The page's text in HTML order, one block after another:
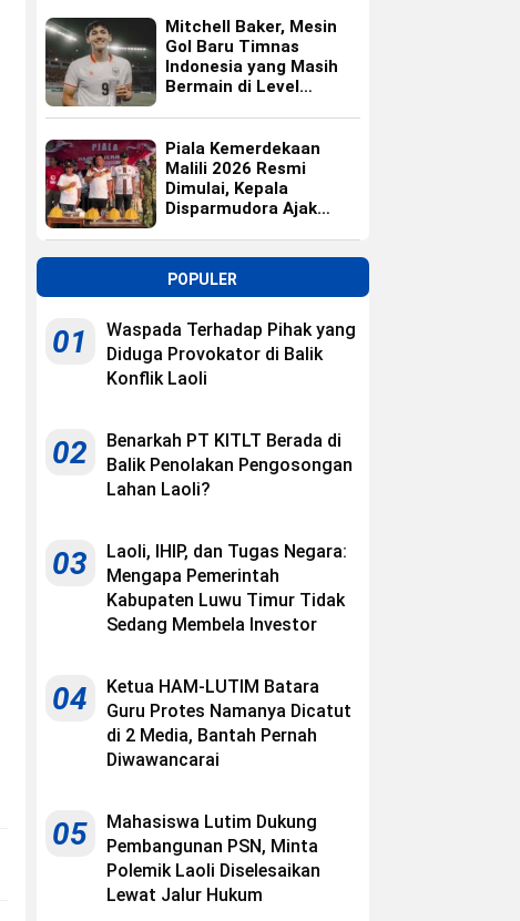
Mitchell Baker, Mesin
Gol Baru Timnas
Indonesia yang Masih
Bermain di Level
Piala Kemerdekaan
Malili 2026 Resmi
Dimulai, Kepala
Disparmudora Ajak
POPULER
01
Waspada Terhadap Pihak yang
Diduga Provokator di Balik
Konflik Laoli
02
Benarkah PT KITLT Berada di
Balik Penolakan Pengosongan
Lahan Laoli?
03
Laoli, IHIP, dan Tugas Negara:
Mengapa Pemerintah
Kabupaten Luwu Timur Tidak
Sedang Membela Investor
04
Ketua HAM-LUTIM Batara
Guru Protes Namanya Dicatut
di 2 Media, Bantah Pernah
Diwawancarai
05
Mahasiswa Lutim Dukung
Pembangunan PSN, Minta
Polemik Laoli Diselesaikan
Lewat Jalur Hukum